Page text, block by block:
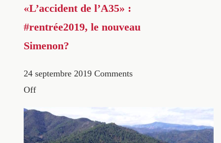
«L’accident de l’A35» :
#rentrée2019, le nouveau
Simenon?
24 septembre 2019 Comments
Off